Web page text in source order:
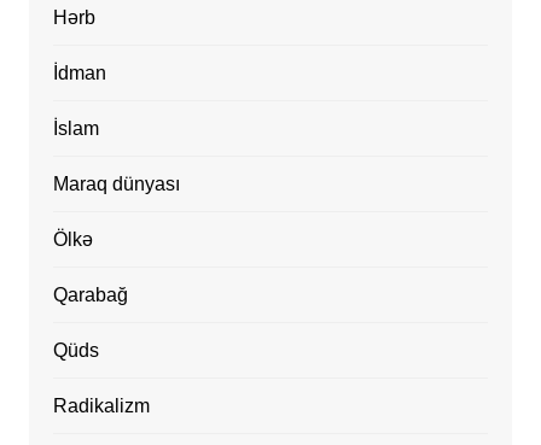
Hərb
İdman
İslam
Maraq dünyası
Ölkə
Qarabağ
Qüds
Radikalizm